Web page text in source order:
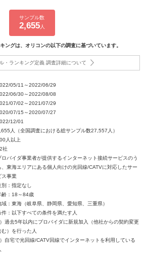
サンプル数
2,655人
ングは、オリコンの以下の調査に基づいています。
・ランキング定義 調査詳細について
05/11～2022/06/29
06/30～2022/08/08
07/02～2021/07/29
07/15～2020/07/27
12/01
人（全国調査における総サンプル数27,557人）
人以上
社
ロバイダ事業者が提供するインターネット接続サービスのう
、東海エリアにある個人向けの光回線/CATVに対応したサー
ス事業
別：指定なし
齢：18～84歳
域：東海（岐阜県、静岡県、愛知県、三重県）
件：以下すべての条件を満たす人
過去5年以内にプロバイダに新規加入（他社からの契約変更
む）を行った人
自宅で光回線/CATV回線でインターネットを利用している